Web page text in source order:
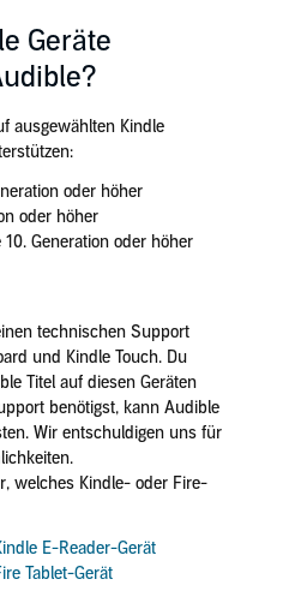
Geräte
ausgewählten Kindle
oder höher
oder höher
10. Generation oder höher
technischen Support
und Kindle Touch. Du
Titel auf diesen Geräten
benötigst, kann Audible
Wir entschuldigen uns für
welches Kindle- oder Fire-
E-Reader-Gerät
Tablet-Gerät